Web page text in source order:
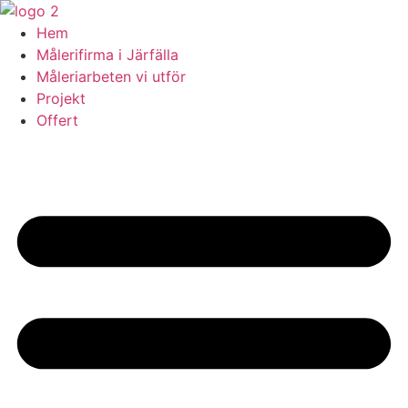
Skip
content
Hem
Målerifirma i Järfälla
Måleriarbeten vi utför
Projekt
Offert